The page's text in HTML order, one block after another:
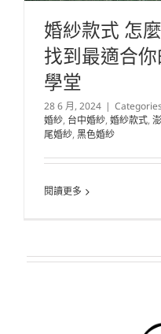
婚紗款式 怎
找到最適合
學堂
28 6 月, 2024 |
婚紗, 台中婚紗, 婚紗款式,
尾婚紗, 黑色婚紗
閱讀更多